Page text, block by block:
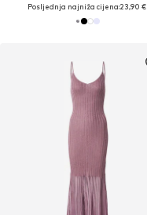
Posljednja najniža cijena:23,90 €